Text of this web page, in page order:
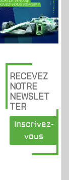
RECEVEZ
NOTRE
NEWSLET
TER
Inscrivez-
vous